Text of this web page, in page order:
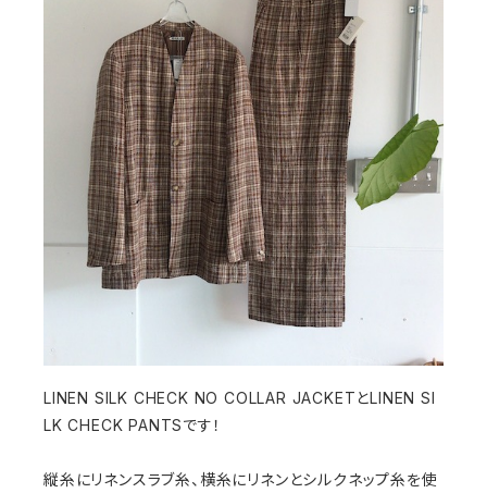
LINEN SILK CHECK NO COLLAR JACKETとLINEN SI
LK CHECK PANTSです！
縦糸にリネンスラブ糸、横糸にリネンとシルクネップ糸を使